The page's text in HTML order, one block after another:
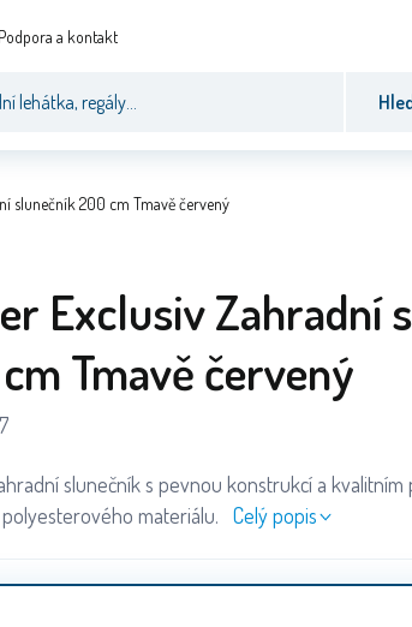
Podpora a kontakt
slunečník 200 cm Tmavě červený
Exclusiv Zahradní
Tmavě červený
slunečník s pevnou konstrukcí a
materiálu. Celý popis